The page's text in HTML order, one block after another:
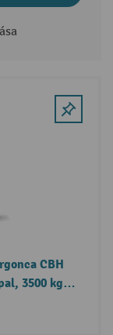
CBH
3500 kg